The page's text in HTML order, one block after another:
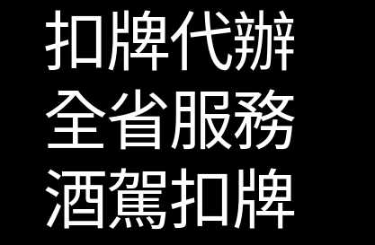
扣牌代辦
全省服務
酒駕扣牌